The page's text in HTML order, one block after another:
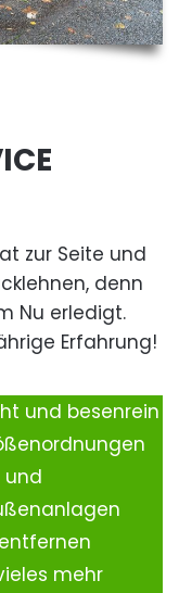
zur Seite und
denn
Nu erledigt.
Erfahrung!
und besenrein
und
mehr